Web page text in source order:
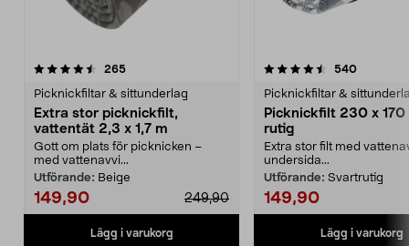
265recensioner
Picknickfiltar & sittunderlag
Extra stor picknickfilt,
vattentät 2,3 x 1,7 m
Gott om plats för picknicken –
med vattenavvi...
Utförande: Beige
149,90 249,90
Lägg i varukorg
4.5 av 5 stjärnor 540
Picknickfiltar &
Picknickfilt 230 x 170
rutig
Extra stor filt med
undersida...
Utförande: Svartrutig
149,90
Lägg i varukorg
4.5 av 5 stjärnor